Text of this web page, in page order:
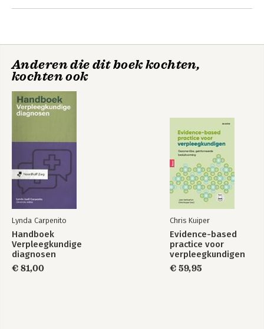
verpleegkundigen
9 Gezondheidsbevordering tijdens de levensloop
11 Het raamwerk Intervention Mapping
Anderen die dit boek kochten,
kochten ook
Lynda Carpenito
Handboek
Verpleegkundige
diagnosen
€ 81,00
Chris Kuiper
Evidence-based
practice voor
verpleegkundigen
€ 59,95